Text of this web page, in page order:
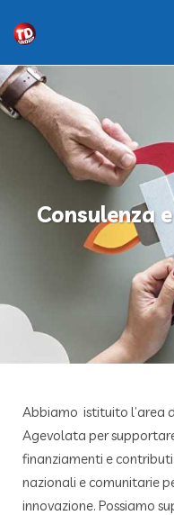
Consulenza
Abbiamo istituito l’area
Agevolata per
finanziamenti e
nazionali e comunitarie
innovazione. Possiamo